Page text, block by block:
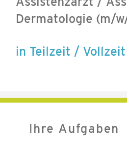
Dermatologie (m/
in Teilzeit / Vollzeit
Ihre Aufgaben